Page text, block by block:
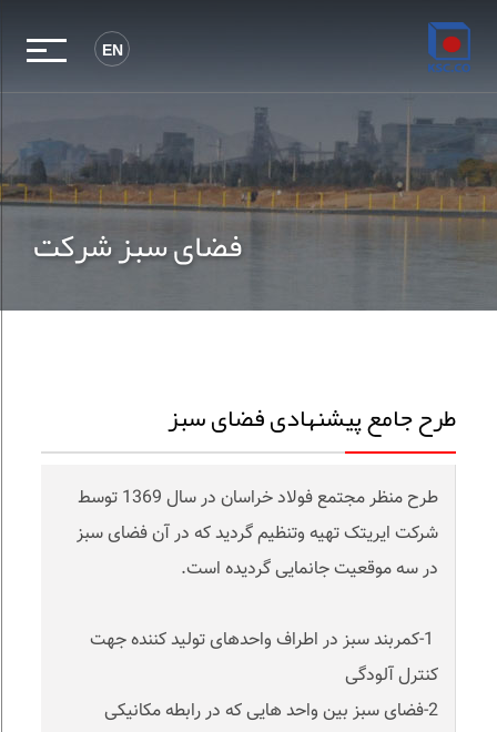
EN
فضای سبز شرکت
طرح جامع پیشنهادی فضای سبز
طرح منظر مجتمع فولاد خراسان در سال 1369 توسط
شرکت ایریتک تهیه وتنظیم گردید که در آن فضای سبز
در سه موقعیت جانمایی گردیده است.
1-کمربند سبز در اطراف واحدهای تولید کننده جهت
کنترل آلودگی
2-فضای سبز بین واحد هایی که در رابطه مکانیکی